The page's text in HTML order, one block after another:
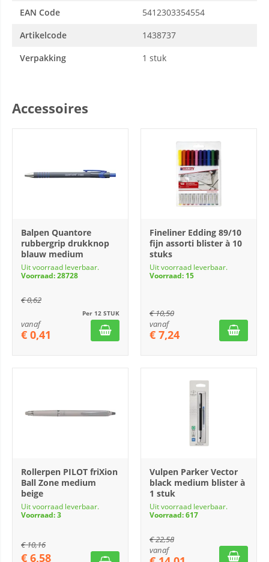
EAN Code
5412303354554
Artikelcode
1438737
Verpakking
1 stuk
Accessoires
Balpen Quantore
rubbergrip drukknop
blauw medium
Uit voorraad leverbaar.
Voorraad: 28728
€0,62
Per 12 STUK
vanaf
€ 0,41
Fineliner Edding 89/10
fijn assorti blister à 10
stuks
Uit voorraad leverbaar.
Voorraad: 15
€10,50
vanaf
€ 7,24
Rollerpen PILOT friXion
Ball Zone medium
beige
Uit voorraad leverbaar.
Voorraad: 3
€10,16
€ 6,58
Vulpen Parker Vector
black medium blister à
1 stuk
Uit voorraad leverbaar.
Voorraad: 617
€22,58
vanaf